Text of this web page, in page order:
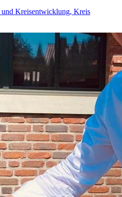
Kreisentwicklung, Kreis